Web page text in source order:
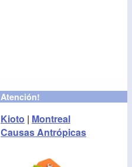
Atención!
Kioto | Montreal
Causas Antrópicas